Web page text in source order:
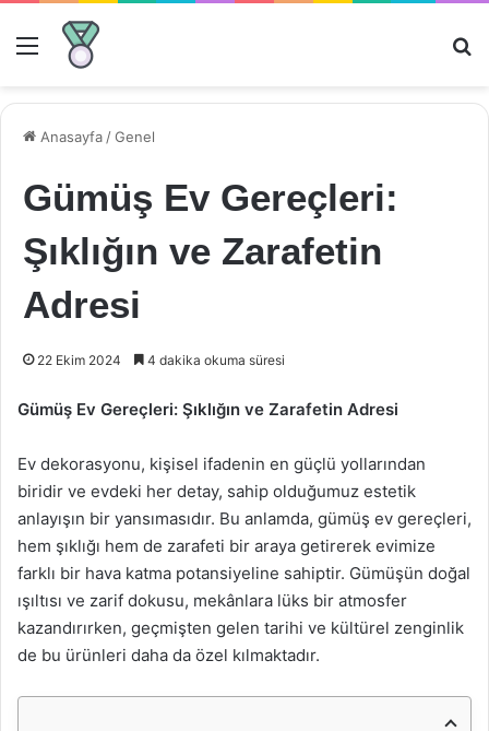
Menü
Anasayfa /Genel
Gümüş Ev Gereçleri:
Şıklığın ve Zarafetin
Adresi
22 Ekim 2024 4 dakika okuma süresi
Gümüş Ev Gereçleri: Şıklığın ve Zarafetin Adresi
Ev dekorasyonu, kişisel ifadenin en güçlü yollarından
biridir ve evdeki her detay, sahip olduğumuz estetik
anlayışın bir yansımasıdır. Bu anlamda, gümüş ev gereçleri,
hem şıklığı hem de zarafeti bir araya getirerek evimize
farklı bir hava katma potansiyeline sahiptir. Gümüşün doğal
ışıltısı ve zarif dokusu, mekânlara lüks bir atmosfer
kazandırırken, geçmişten gelen tarihi ve kültürel zenginlik
de bu ürünleri daha da özel kılmaktadır.